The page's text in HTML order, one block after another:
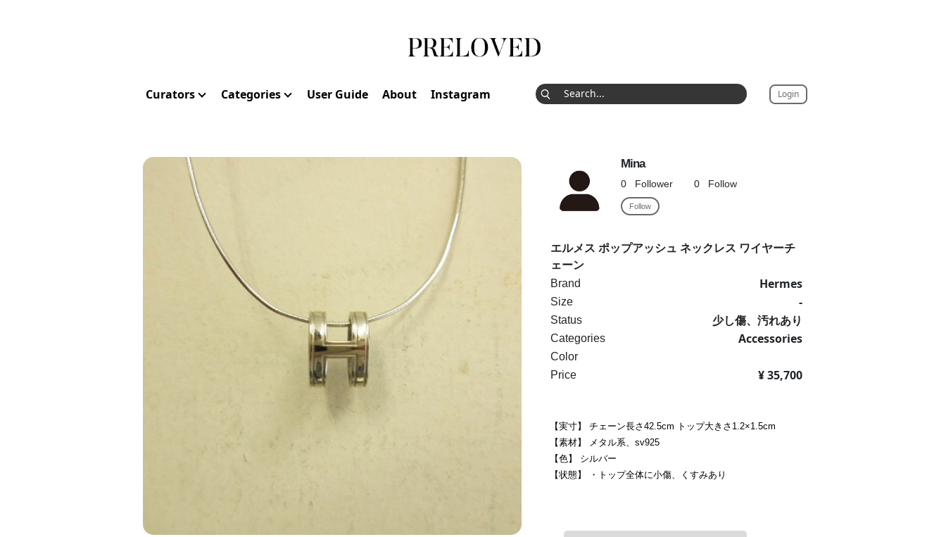
Curators Categories User Guide About Instagram Login
Mina
0 Follower 0 Follow
Follow
エルメス ポップアッシュ ネックレス ワイヤーチ
ェーン
Brand
Hermes
Size -
Status 少し傷、汚れあり
Categories Accessories
Color
Price
¥ 35,700
【実寸】 チェーン長さ42.5cm トップ大きさ1.2×1.5cm
【素材】 メタル系、sv925
【色】 シルバー
【状態】 ・トップ全体に小傷、くすみあり